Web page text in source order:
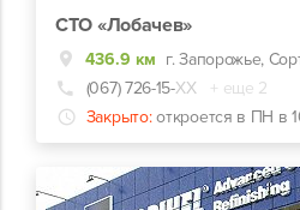
СТО «Лобачев»
436.9 км г. Запорожье,
(067) 726-15-ХХ
+ еще 2
Закрыто: откроется в ПН в